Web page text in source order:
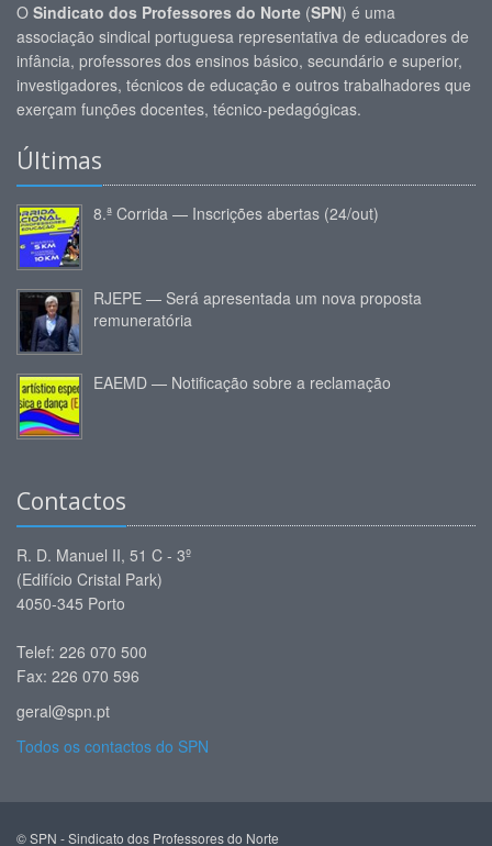
O Sindicato dos Professores do Norte (SPN) é uma
associação sindical portuguesa representativa de educadores de
infância, professores dos ensinos básico, secundário e superior,
investigadores, técnicos de educação e outros trabalhadores que
exerçam funções docentes, técnico-pedagógicas.
Últimas
8.ª Corrida — Inscrições abertas (24/out)
RJEPE — Será apresentada um nova proposta
remuneratória
EAEMD — Notificação sobre a reclamação
Contactos
R. D. Manuel II, 51 C - 3º
(Edifício Cristal Park)
4050-345 Porto
Telef: 226 070 500
Fax: 226 070 596
geral@spn.pt
Todos os contactos do SPN
© SPN - Sindicato dos Professores do Norte